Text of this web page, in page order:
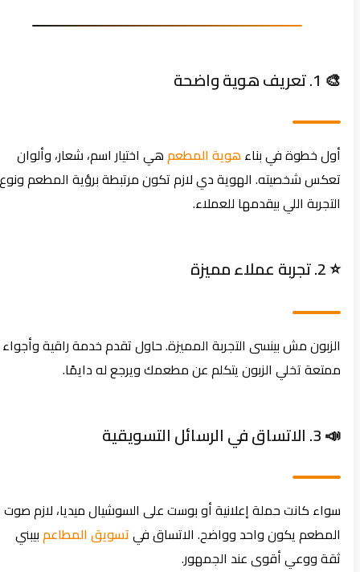
أول خطوة في بناءهوية المطعمهي اختيار اسم، شعار، وألوان
تعكس شخصيته. الهوية دي لازم تكون مرتبطة برؤية المطعم ونوع
التجربة اللي بيقدمها للعملاء.
الزبون مش بينسى التجربة المميزة. حاول تقدم خدمة راقية وأجواء
ممتعة تخلي الزبون يتكلم عن مطعمك ويرجع له دايمًا.
سواء كانت حملة إعلانية أو بوست على السوشيال ميديا، لازم صوت
المطعم يكون واحد وواضح. الاتساق فيتسويق المطاعمبيبني
ثقة ووعي أقوى عند الجمهور.